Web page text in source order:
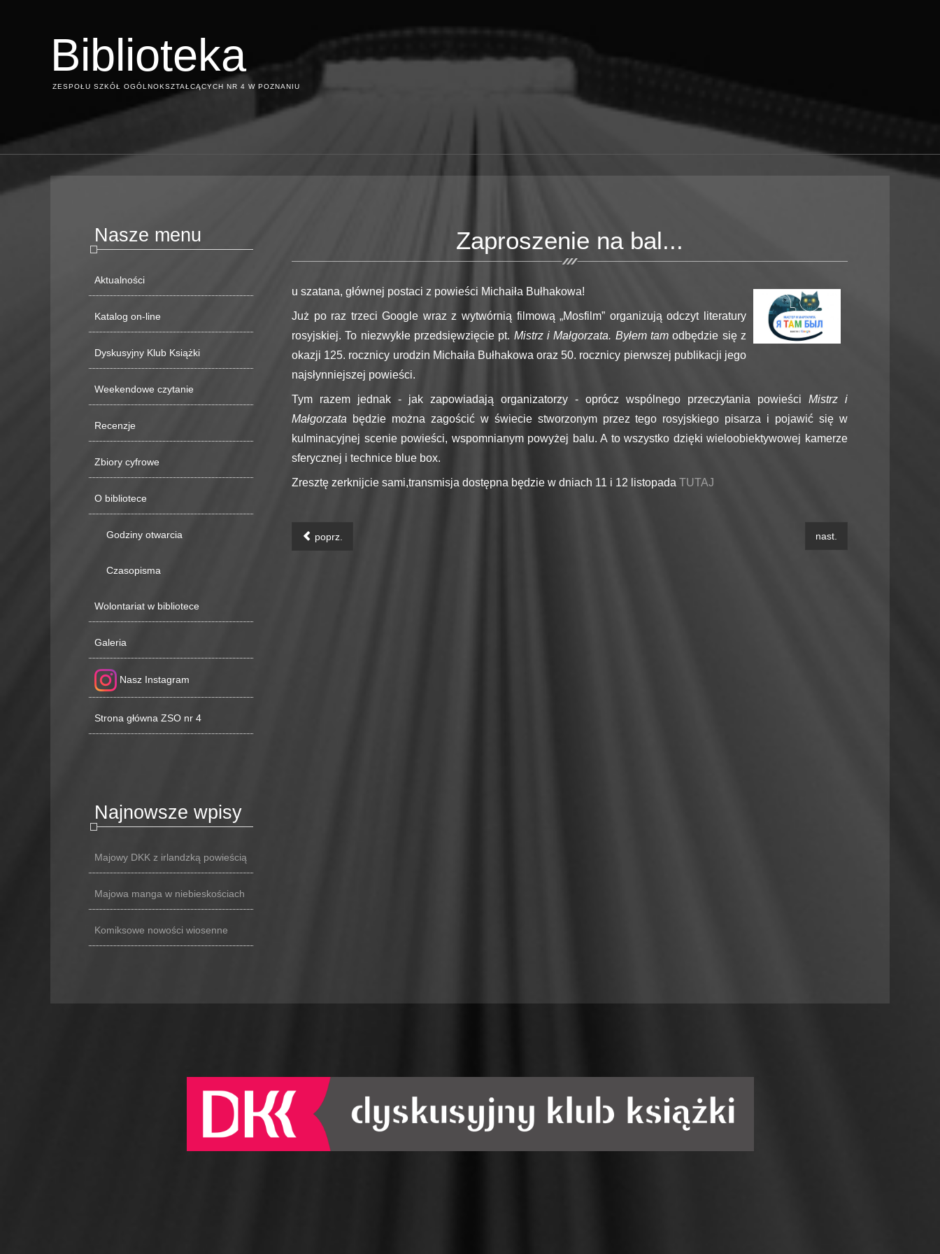
Biblioteka
ZESPOŁU SZKÓŁ OGÓLNOKSZTAŁCĄCYCH NR 4 W POZNANIU
Nasze menu
Aktualności
Katalog on-line
Dyskusyjny Klub Książki
Weekendowe czytanie
Recenzje
Zbiory cyfrowe
O bibliotece
Godziny otwarcia
Czasopisma
Wolontariat w bibliotece
Galeria
Nasz Instagram
Strona główna ZSO nr 4
Najnowsze wpisy
Majowy DKK z irlandzką powieścią
Majowa manga w niebieskościach
Komiksowe nowości wiosenne
Zaproszenie na bal...
u szatana, głównej postaci z powieści Michaiła Bułhakowa!
Już po raz trzeci Google wraz z wytwórnią filmową „Mosfilm” organizują odczyt literatury
rosyjskiej.To niezwykłe przedsięwzięcie pt. Mistrz i Małgorzata. Byłem tam odbędzie się z
okazji 125. rocznicy urodzin Michaiła Bułhakowa oraz 50. rocznicy pierwszej publikacji jego
najsłynniejszej powieści.
Tym razem jednak - jak zapowiadają organizatorzy - oprócz wspólnego przeczytania powieści Mistrz i
Małgorzata będzie można zagościć w świecie stworzonym przez tego rosyjskiego pisarza i pojawić się w
kulminacyjnej scenie powieści, wspomnianym powyżej balu. A to wszystko dzięki wieloobiektywowej kamerze
sferycznej i technice blue box.
Zresztę zerknijcie sami,transmisja dostępna będzie w dniach 11 i 12 listopada TUTAJ
poprz. nast.